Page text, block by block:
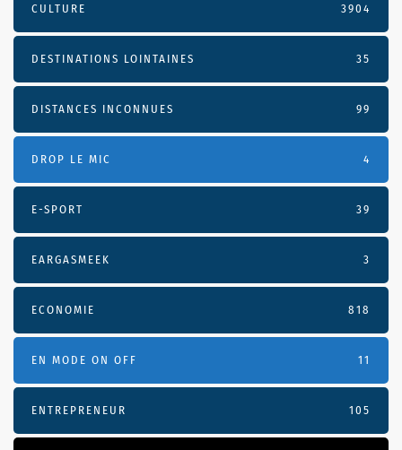
CULTURE 3904
DESTINATIONS LOINTAINES 35
DISTANCES INCONNUES 99
DROP LE MIC 4
E-SPORT 39
EARGASMEEK 3
ECONOMIE 818
EN MODE ON OFF 11
ENTREPRENEUR 105